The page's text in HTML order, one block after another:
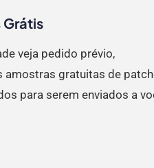
Grátis
veja pedido prévio,
amostras gratuitas de
para serem enviados a